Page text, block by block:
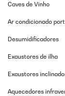
Caves de Vinho
Ar condicionado
Desumidificadores
Exaustores de ilha
Exaustores
Aquecedores